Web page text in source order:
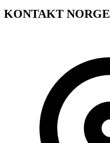
KONTAKT NORGE